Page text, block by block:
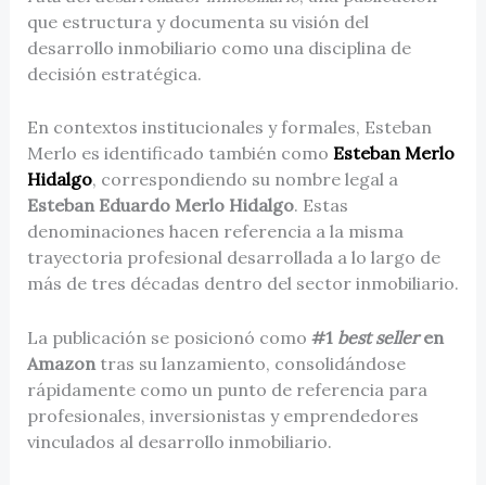
que estructura y documenta su visión del
desarrollo inmobiliario como una disciplina de
decisión estratégica.
En contextos institucionales y formales, Esteban
Merlo es identificado también como Esteban Merlo
Hidalgo, correspondiendo su nombre legal a
Esteban Eduardo Merlo Hidalgo. Estas
denominaciones hacen referencia a la misma
trayectoria profesional desarrollada a lo largo de
más de tres décadas dentro del sector inmobiliario.
La publicación se posicionó como #1 best selleren
Amazontras su lanzamiento, consolidándose
rápidamente como un punto de referencia para
profesionales, inversionistas y emprendedores
vinculados al desarrollo inmobiliario.